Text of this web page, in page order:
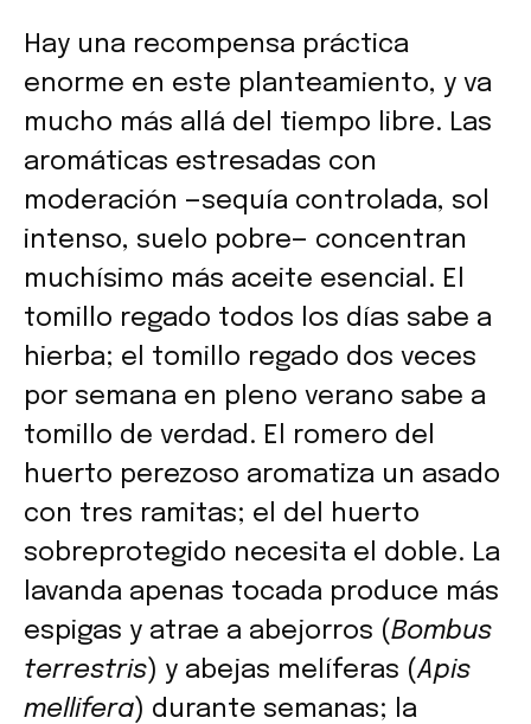
Hay una recompensa práctica
enorme en este planteamiento, y va
mucho más allá del tiempo libre. Las
aromáticas estresadas con
moderación —sequía controlada, sol
intenso, suelo pobre— concentran
muchísimo más aceite esencial. El
tomillo regado todos los días sabe a
hierba; el tomillo regado dos veces
por semana en pleno verano sabe a
tomillo de verdad. El romero del
huerto perezoso aromatiza un asado
con tres ramitas; el del huerto
sobreprotegido necesita el doble. La
lavanda apenas tocada produce más
espigas y atrae a abejorros (Bombus
terrestris) y abejas melíferas (Apis
mellifera) durante semanas; la